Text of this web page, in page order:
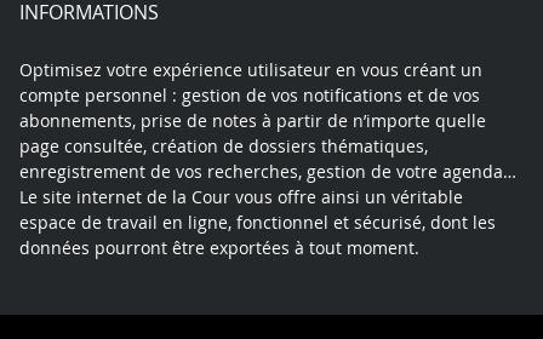
INFORMATIONS
Optimisez votre expérience utilisateur en vous créant un
compte personnel : gestion de vos notifications et de vos
abonnements, prise de notes à partir de n’importe quelle
page consultée, création de dossiers thématiques,
enregistrement de vos recherches, gestion de votre agenda…
Le site internet de la Cour vous offre ainsi un véritable
espace de travail en ligne, fonctionnel et sécurisé, dont les
données pourront être exportées à tout moment.